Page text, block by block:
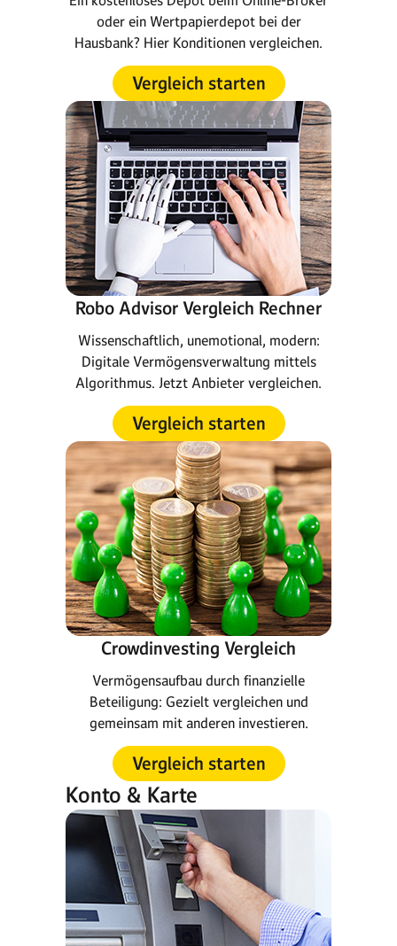
oder ein Wertpapierdepot bei der
Hausbank? Hier Konditionen vergleichen.
Vergleich starten
Robo Advisor Vergleich Rechner
Wissenschaftlich, unemotional, modern:
Digitale Vermögensverwaltung mittels
Algorithmus. Jetzt Anbieter vergleichen.
Vergleich starten
Crowdinvesting Vergleich
Vermögensaufbau durch finanzielle
Beteiligung: Gezielt vergleichen und
gemeinsam mit anderen investieren.
Vergleich starten
Konto & Karte